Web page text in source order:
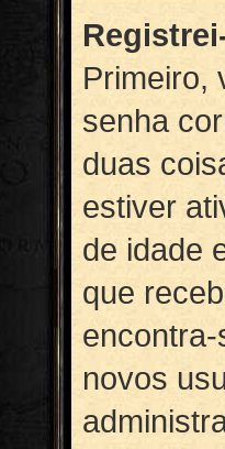
Primeiro,
senha
duas
estiver
de idade
que
novos